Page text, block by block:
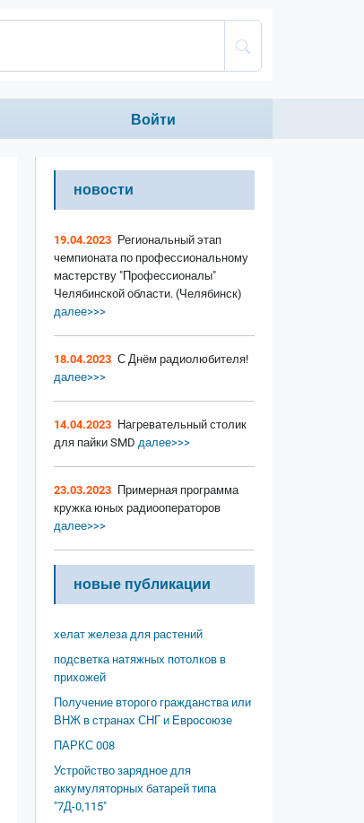
Anonumous menu
Войти
новости
19.04.2023 Региональный этап
чемпионата по профессиональному
мастерству "Профессионалы"
Челябинской области. (Челябинск)
далее>>>
18.04.2023 С Днём радиолюбителя!
далее>>>
14.04.2023 Нагревательный столик
для пайки SMD далее>>>
23.03.2023 Примерная программа
кружка юных радиооператоров
далее>>>
новые публикации
хелат железа для растений
подсветка натяжных потолков в
прихожей
Получение второго гражданства или
ВНЖ в странах СНГ и Евросоюзе
ПАРКС 008
Устройство зарядное для
аккумуляторных батарей типа
"7Д-0,115"